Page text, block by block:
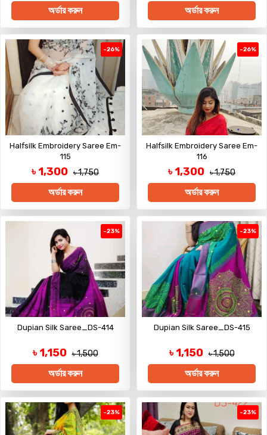
অর্ডার করুন অর্ডার করুন
-26%
Halfsilk Embroidery Saree Em-
115
৳ 1,300 ৳ 1,750
অর্ডার করুন
-26%
Halfsilk Embroidery Saree Em-
116
৳ 1,300 ৳ 1,750
অর্ডার করুন
-23%
Dupian Silk Saree_DS-414
৳ 1,150 ৳ 1,500
অর্ডার করুন
-23%
Dupian Silk Saree_DS-415
৳ 1,150 ৳ 1,500
অর্ডার করুন
-23% -23%